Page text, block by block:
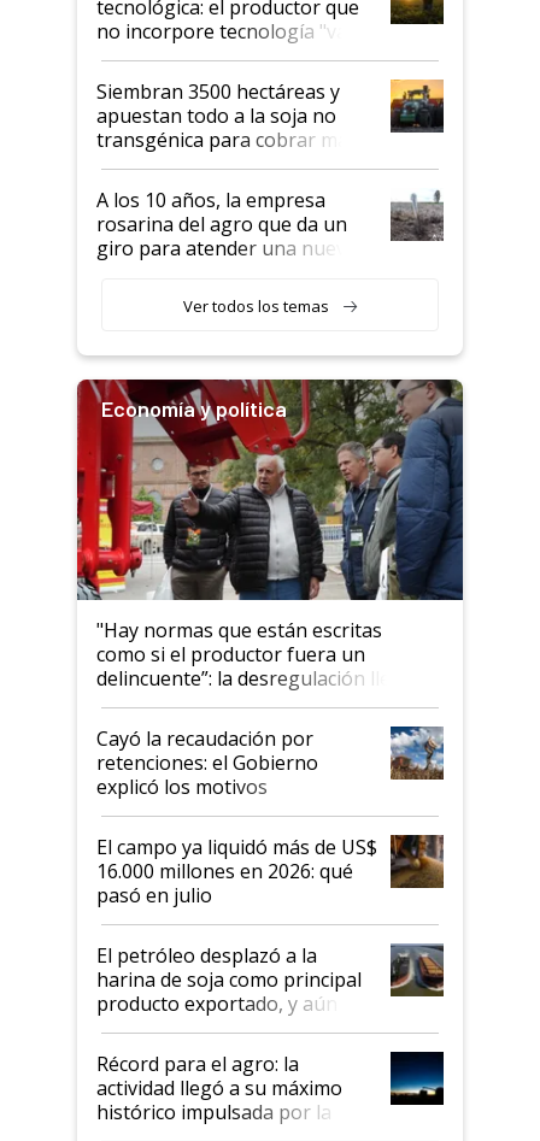
tecnológica: el productor que
no incorpore tecnología "va a
perder el tren"
Siembran 3500 hectáreas y
apuestan todo a la soja no
transgénica para cobrar más
por tonelada: compraron un
semillero
A los 10 años, la empresa
rosarina del agro que da un
giro para atender una nueva
Ver todos los temas
Economía y política
"Hay normas que están escritas
como si el productor fuera un
delincuente”: la desregulación llegó
al Congreso Aapresid y hasta se
habló del financiamiento al IPCVA
Cayó la recaudación por
retenciones: el Gobierno
explicó los motivos
El campo ya liquidó más de US$
16.000 millones en 2026: qué
pasó en julio
El petróleo desplazó a la
harina de soja como principal
producto exportado, y aún así
el agro aportó casi seis de cada
diez dólares y sostuvo el
liderazgo en un semestre
récord
Récord para el agro: la
actividad llegó a su máximo
histórico impulsada por la